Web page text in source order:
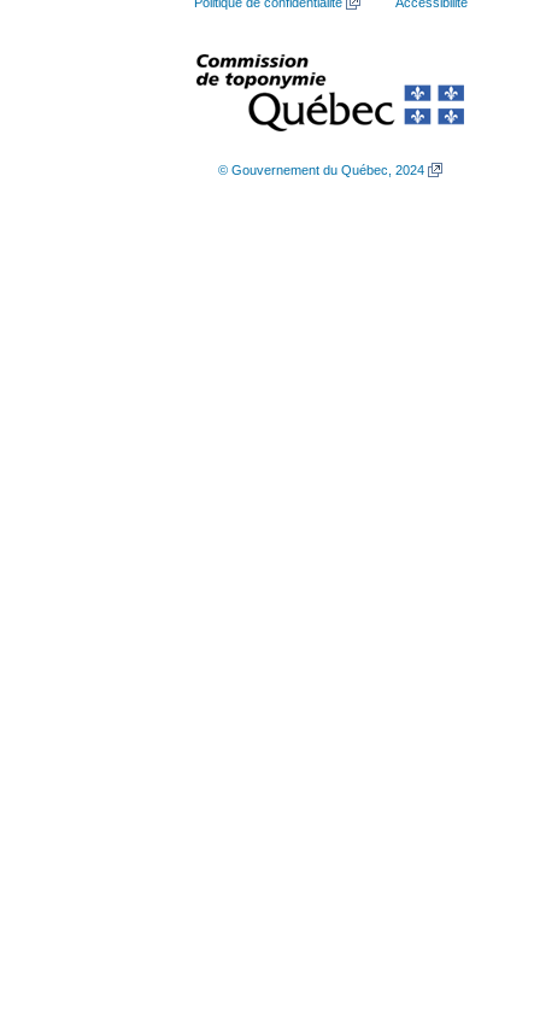
© Gouvernement du Québec, 2024